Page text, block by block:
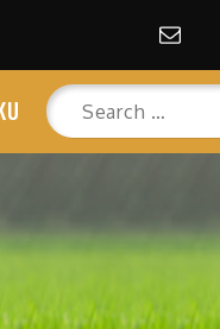
Email
Search
for: